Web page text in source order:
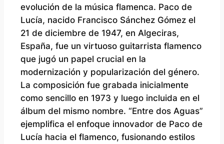
evolución de la música flamenca. Paco de
Lucía, nacido Francisco Sánchez Gómez el
21 de diciembre de 1947, en Algeciras,
España, fue un virtuoso guitarrista flamenco
que jugó un papel crucial en la
modernización y popularización del género.
La composición fue grabada inicialmente
como sencillo en 1973 y luego incluida en el
álbum del mismo nombre. “Entre dos Aguas”
ejemplifica el enfoque innovador de Paco de
Lucía hacia el flamenco, fusionando estilos